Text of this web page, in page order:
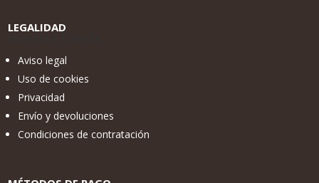
LEGALIDAD
Aviso legal
Uso de cookies
Privacidad
Envío y devoluciones
Condiciones de contratación